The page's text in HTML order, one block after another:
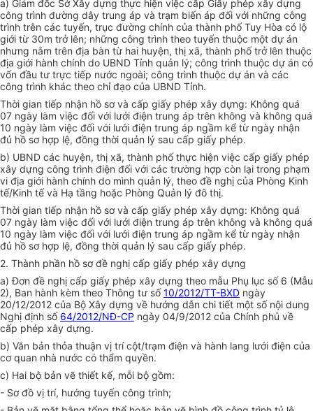
a) Giám đốc Sở Xây dựng thực hiện việc cấp Giấy phép xây dựng
công trình đường dây trung áp và trạm biến áp đối với những công
trình trên các tuyến, trục đường chính của thành phố Tuy Hòa có lộ
giới từ 30m trở lên; những công trình theo tuyến thuộc một dự án
nhưng nằm trên địa bàn từ hai huyện, thị xã, thành phố trở lên thuộc
địa giới hành chính do UBND Tỉnh quản lý; công trình thuộc dự án có
vốn đầu tư trực tiếp nước ngoài; công trình thuộc dự án và các
công trình khác theo chỉ đạo của UBND Tỉnh.
Thời gian tiếp nhận hồ sơ và cấp giấy phép xây dựng: Không quá
07 ngày làm việc đối với lưới điện trung áp trên không và không quá
10 ngày làm việc đối với lưới điện trung áp ngầm kể từ ngày nhận
đủ hồ sơ hợp lệ, đồng thời quản lý sau cấp giấy phép.
b) UBND các huyện, thị xã, thành phố thực hiện việc cấp giấy phép
xây dựng công trình điện đối với các trường hợp còn lại trong phạm
vi địa giới hành chính do mình quản lý, theo đề nghị của Phòng Kinh
tế/Kinh tế và Hạ tầng hoặc Phòng Quản lý đô thị.
Thời gian tiếp nhận hồ sơ và cấp giấy phép xây dựng: Không quá
07 ngày làm việc đối với lưới điện trung áp trên không và không quá
10 ngày làm việc đối với lưới điện trung áp ngầm kể từ ngày nhận
đủ hồ sơ hợp lệ, đồng thời quản lý sau cấp giấy phép.
2. Thành phần hồ sơ đề nghị cấp giấy phép xây dựng
a) Đơn đề nghị cấp giấy phép xây dựng theo mẫu Phụ lục số 6 (Mẫu
2), Ban hành kèm theo Thông tư số10/2012/TT-BXD ngày
20/12/2012 của Bộ Xây dựng về hướng dẫn chi tiết một số nội dung
Nghị định số 64/2012/NĐ-CP ngày 04/9/2012 của Chính phủ về
cấp phép xây dựng.
b) Văn bản thỏa thuận vị trí cột/trạm điện và hành lang lưới điện của
cơ quan nhà nước có thẩm quyền.
c) Hai bộ bản vẽ thiết kế, mỗi bộ gồm:
- Sơ đồ vị trí, hướng tuyến công trình;